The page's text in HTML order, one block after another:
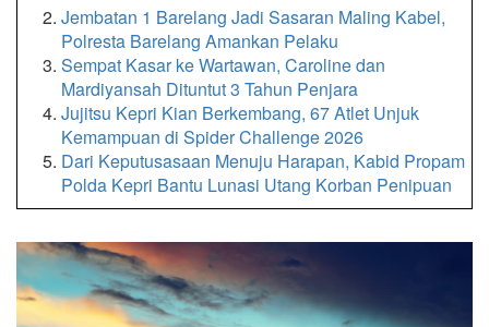
Jembatan 1 Barelang Jadi Sasaran Maling Kabel,
Polresta Barelang Amankan Pelaku
Sempat Kasar ke Wartawan, Caroline dan
Mardiyansah Dituntut 3 Tahun Penjara
Jujitsu Kepri Kian Berkembang, 67 Atlet Unjuk
Kemampuan di Spider Challenge 2026
Dari Keputusasaan Menuju Harapan, Kabid Propam
Polda Kepri Bantu Lunasi Utang Korban Penipuan